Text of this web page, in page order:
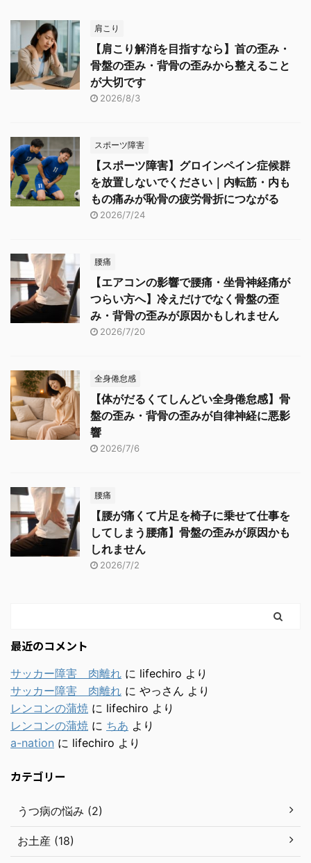
肩こり
【肩こり解消を目指すなら】首の歪み・
骨盤の歪み・背骨の歪みから整えること
が大切です
2026/8/3
スポーツ障害
【スポーツ障害】グロインペイン症候群
を放置しないでください｜内転筋・内も
もの痛みが恥骨の疲労骨折につながる
2026/7/24
腰痛
【エアコンの影響で腰痛・坐骨神経痛が
つらい方へ】冷えだけでなく骨盤の歪
み・背骨の歪みが原因かもしれません
2026/7/20
全身倦怠感
【体がだるくてしんどい全身倦怠感】骨
盤の歪み・背骨の歪みが自律神経に悪影
響
2026/7/6
腰痛
【腰が痛くて片足を椅子に乗せて仕事を
してしまう腰痛】骨盤の歪みが原因かも
しれません
2026/7/2
最近のコメント
サッカー障害 肉離れ に lifechiro より
サッカー障害 肉離れ に やっさん より
レンコンの蒲焼 に lifechiro より
レンコンの蒲焼 に ちあ より
a-nation に lifechiro より
カテゴリー
うつ病の悩み (2)
お土産 (18)